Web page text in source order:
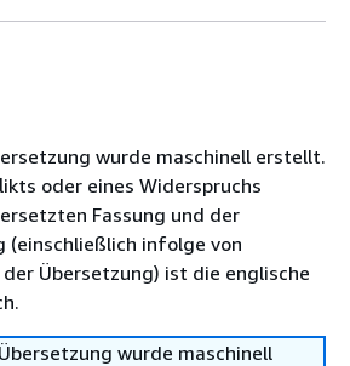
wurde maschinell erstellt.
oder eines Widerspruchs
Fassung und der
(einschließlich infolge von
Übersetzung) ist die englische
wurde maschinell